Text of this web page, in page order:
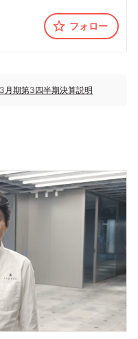
フォロー
期第3四半期決算説明